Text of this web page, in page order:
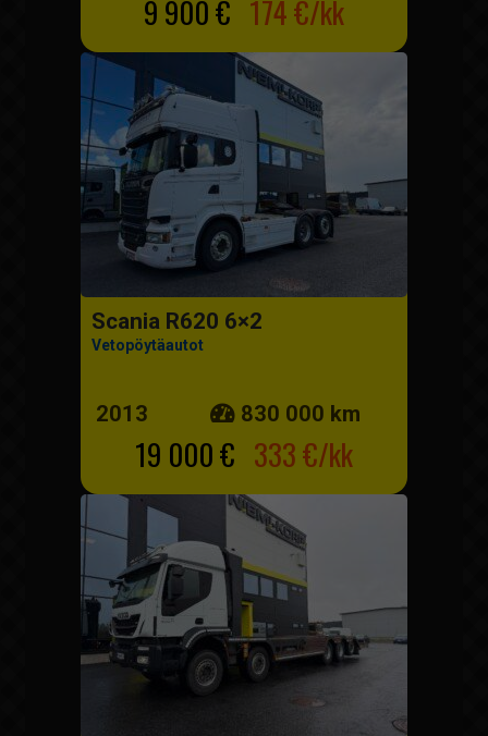
9 900 € 174 €/kk
Scania R620 6×2
Vetopöytäautot
2013 830 000 km
19 000 € 333 €/kk